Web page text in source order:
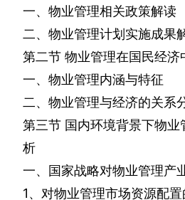
一、物业管理相关政策解读
二、物业管理计划实施成果
第二节 物业管理在国民经
一、物业管理内涵与特征
二、物业管理与经济的关系
第三节 国内环境背景下物业
析
一、国家战略对物业管理产
1、对物业管理市场资源配